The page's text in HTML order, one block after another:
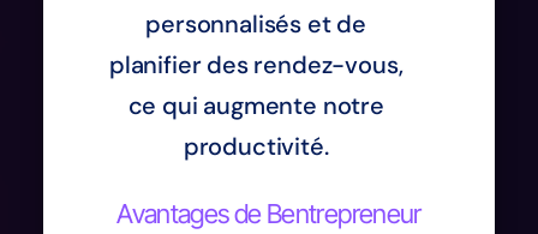
personnalisés et de
planifier des rendez-vous,
ce qui augmente notre
productivité.
Avantages de Bentrepreneur